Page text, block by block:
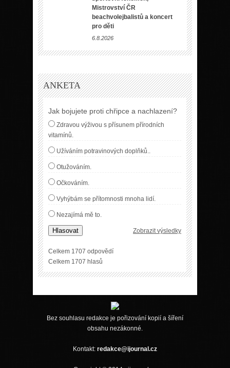
Mistrovství ČR
beachvolejbalistů a koncert
pro děti
6.8.2026
ANKETA
Jak bojujete proti chřipce a nachlazení?
Zdravou výživou s přísunem přírodních
vitamínů.
Užíváním potravinových doplňků..
Otužováním.
Očkováním.
Vyhýbám se přítomnosti mnoha lidí.
Nezajímá mě to.
Hlasovat Zobrazit výsledky
Celkem 1707 odpovědí
Celkem 1707 hlasů
Bez souhlasu redakce je pořizování kopií a šíření
obsahu nezákonné.
Kontakt: redakce@ijournal.cz